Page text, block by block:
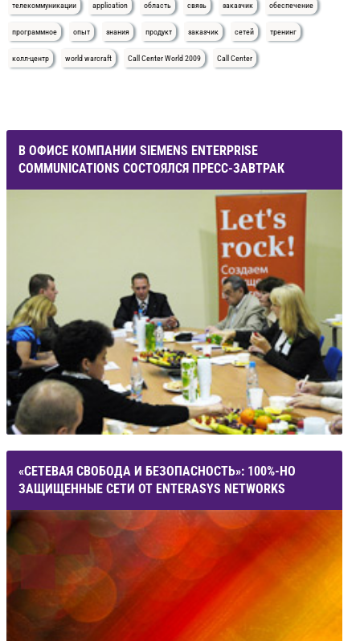
телекоммуникации application область связь заказчик обеспечение
программное опыт знания продукт заказчик сетей тренинг
колл-центр world warcraft Call Center World 2009 Call Center
В ОФИСЕ КОМПАНИИ SIEMENS ENTERPRISE
COMMUNICATIONS СОСТОЯЛСЯ ПРЕСС-ЗАВТРАК
«СЕТЕВАЯ СВОБОДА И БЕЗОПАСНОСТЬ»: 100%-НО
ЗАЩИЩЕННЫЕ СЕТИ ОТ ENTERASYS NETWORKS